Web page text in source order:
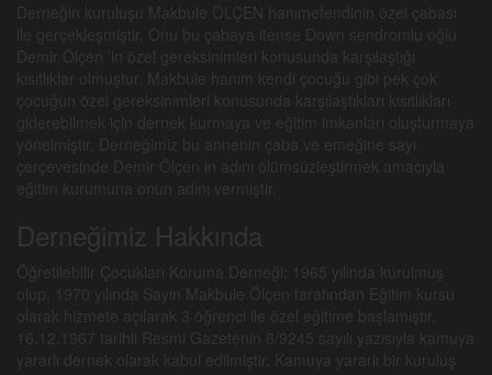
Derneğin kuruluşu Makbule ÖLÇEN hanımefendinin özel çabası
ile gerçekleşmiştir. Onu bu çabaya itense Down sendromlu oğlu
Demir Ölçen ’in özel gereksinimleri konusunda karşılaştığı
kısıtlıklar olmuştur. Makbule hanım kendi çocuğu gibi pek çok
çocuğun özel gereksinimleri konusunda karşılaştıkları kısıtlıkları
giderebilmek için dernek kurmaya ve eğitim imkanları oluşturmaya
yönelmiştir. Derneğimiz bu annenin çaba ve emeğine sayı
çerçevesinde Demir Ölçen in adını ölümsüzleştirmek amacıyla
eğitim kurumuna onun adını vermiştir.
Derneğimiz Hakkında
Öğretilebilir Çocukları Koruma Derneği; 1965 yılında kurulmuş
olup, 1970 yılında Sayın Makbule Ölçen tarafından Eğitim kursu
olarak hizmete açılarak 3 öğrenci ile özel eğitime başlamıştır.
16.12.1967 tarihli Resmi Gazetenin 6/9245 sayılı yazısıyla kamuya
yararlı dernek olarak kabul edilmiştir. Kamuya yararlı bir kuruluş